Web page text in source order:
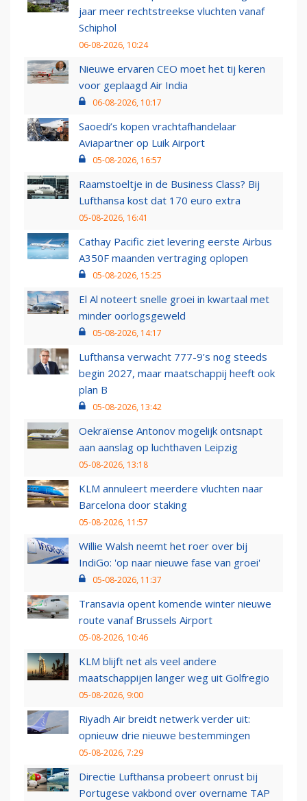
jaar meer rechtstreekse vluchten vanaf
Schiphol
06-08-2026, 10:24
Nieuwe ervaren CEO moet het tij keren
voor geplaagd Air India
06-08-2026, 10:17
Saoedi’s kopen vrachtafhandelaar
Aviapartner op Luik Airport
05-08-2026, 16:57
Raamstoeltje in de Business Class? Bij
Lufthansa kost dat 170 euro extra
05-08-2026, 16:41
Cathay Pacific ziet levering eerste Airbus
A350F maanden vertraging oplopen
05-08-2026, 15:25
El Al noteert snelle groei in kwartaal met
minder oorlogsgeweld
05-08-2026, 14:17
Lufthansa verwacht 777-9’s nog steeds
begin 2027, maar maatschappij heeft ook
plan B
05-08-2026, 13:42
Oekraïense Antonov mogelijk ontsnapt
aan aanslag op luchthaven Leipzig
05-08-2026, 13:18
KLM annuleert meerdere vluchten naar
Barcelona door staking
05-08-2026, 11:57
Willie Walsh neemt het roer over bij
IndiGo: 'op naar nieuwe fase van groei'
05-08-2026, 11:37
Transavia opent komende winter nieuwe
route vanaf Brussels Airport
05-08-2026, 10:46
KLM blijft net als veel andere
maatschappijen langer weg uit Golfregio
05-08-2026, 9:00
Riyadh Air breidt netwerk verder uit:
opnieuw drie nieuwe bestemmingen
05-08-2026, 7:29
Directie Lufthansa probeert onrust bij
Portugese vakbond over overname TAP